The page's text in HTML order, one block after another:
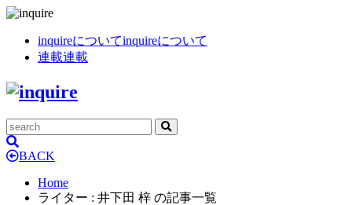
inquireについてinquireについて
連載連載
BACK
Home
ライター : 井下田 梓 の記事一覧